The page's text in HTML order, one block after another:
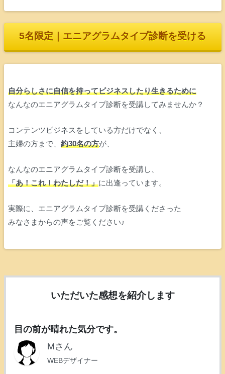
5名限定｜エニアグラムタイプ診断を受ける
自分らしさに自信を持ってビジネスしたり生きるために
なんなのエニアグラムタイプ診断を受講してみませんか？
コンテンツビジネスをしている方だけでなく、
主婦の方まで、 約30名の方が、
なんなのエニアグラムタイプ診断を受講し、
「あ！これ！わたしだ！」に出逢っています。
実際に、エニアグラムタイプ診断を受講くださった
みなさまからの声をご覧ください♪
いただいた感想を紹介します
目の前が晴れた気分です。
Mさん
WEBデザイナー